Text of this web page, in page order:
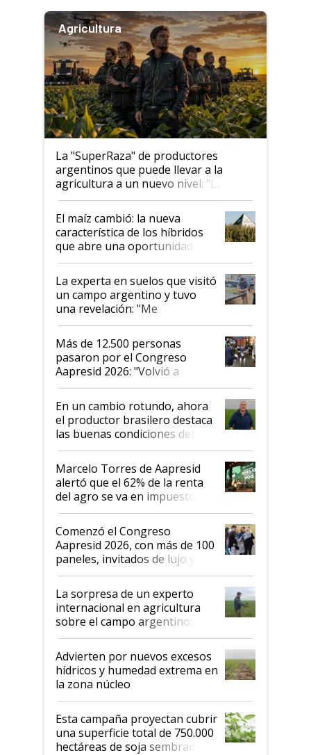
Agricultura
La "SuperRaza" de productores
argentinos que puede llevar a la
agricultura a un nuevo nivel: "Las
posibilidades de crecimiento son
infinitas"
El maíz cambió: la nueva
característica de los híbridos
que abre una oportunidad en
el lote
La experta en suelos que visitó
un campo argentino y tuvo
una revelación: "Me
impresionó mucho"
Más de 12.500 personas
pasaron por el Congreso
Aapresid 2026: "Volvió a
demostrar que hablar del
suelo es hablar de todo el
sistema productivo"
En un cambio rotundo, ahora
el productor brasilero destaca
las buenas condiciones del
agro argentino para invertir:
"Los veo más motivados"
Marcelo Torres de Aapresid
alertó que el 62% de la renta
del agro se va en impuestos:
"No es bueno que en
Argentina se sigan discutiendo
las mismas cosas de hace 50
años"
Comenzó el Congreso
Aapresid 2026, con más de 100
paneles, invitados de lujo y
todas las tendencias
La sorpresa de un experto
internacional en agricultura
sobre el campo argentino:
"Estoy muy impresionado"
Advierten por nuevos excesos
hídricos y humedad extrema en
la zona núcleo
Esta campaña proyectan cubrir
una superficie total de 750.000
hectáreas de soja sembradas